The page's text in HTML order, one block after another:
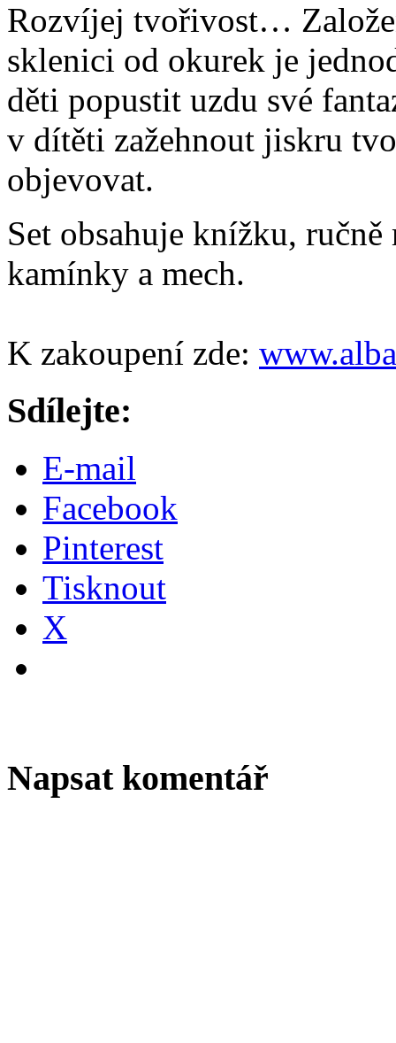
Rozvíjej tvořivost…
sklenici od okurek je
děti popustit uzdu své
v dítěti zažehnout jiskru
objevovat.
Set obsahuje knížku,
kamínky a mech.
K zakoupení zde:
Sdílejte:
E-mail
Facebook
Pinterest
Tisknout
X
Napsat komentář